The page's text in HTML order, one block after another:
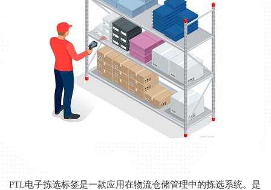
PTL电子拣选标签是一款应用在物流仓储管理中的拣选系统。是